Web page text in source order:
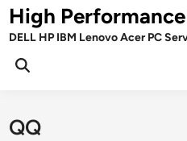
Skip
toHigh
DELL HP IBM Lenovo Acer PC
Open
QQ